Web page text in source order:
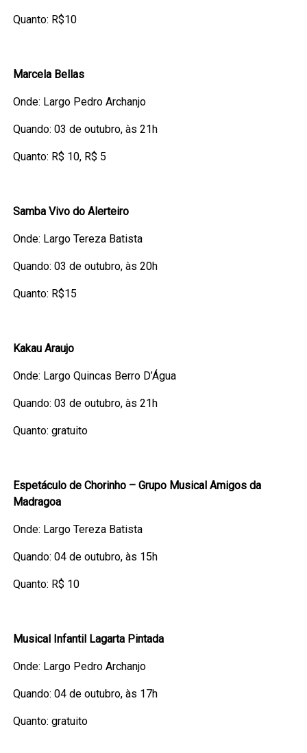
Quanto: R$10
Marcela Bellas
Onde: Largo Pedro Archanjo
Quando: 03 de outubro, às 21h
Quanto: R$ 10, R$ 5
Samba Vivo do Alerteiro
Onde: Largo Tereza Batista
Quando: 03 de outubro, às 20h
Quanto: R$15
Kakau Araujo
Onde: Largo Quincas Berro D’Água
Quando: 03 de outubro, às 21h
Quanto: gratuito
Espetáculo de Chorinho – Grupo Musical Amigos da
Madragoa
Onde: Largo Tereza Batista
Quando: 04 de outubro, às 15h
Quanto: R$ 10
Musical Infantil Lagarta Pintada
Onde: Largo Pedro Archanjo
Quando: 04 de outubro, às 17h
Quanto: gratuito